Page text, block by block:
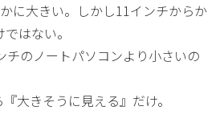
に大きい。しかし11インチからか
はない。
チのノートパソコンより小さいの
大きそうに見える』だけ。